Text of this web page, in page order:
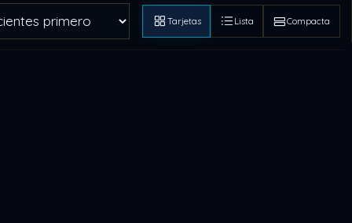
Tarjetas Lista Compacta